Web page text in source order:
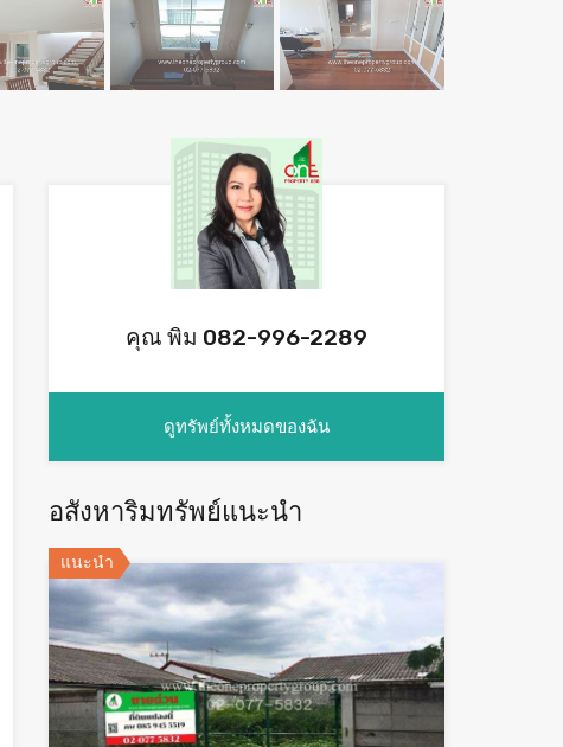
คุณ พิม 082-996-2289
ดูทรัพย์ทั้งหมดของฉัน
อสังหาริมทรัพย์แนะนำ
แนะนำ